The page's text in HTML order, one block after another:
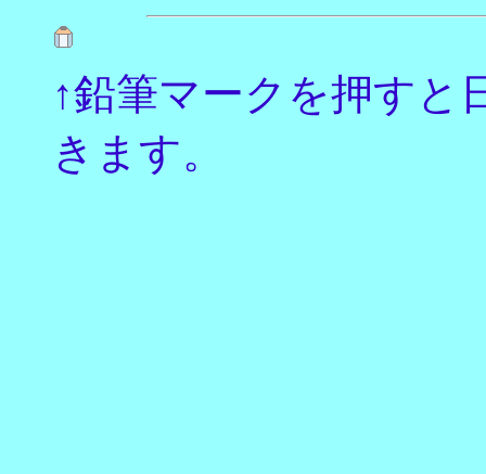
↑鉛筆マークを押すと
きます。